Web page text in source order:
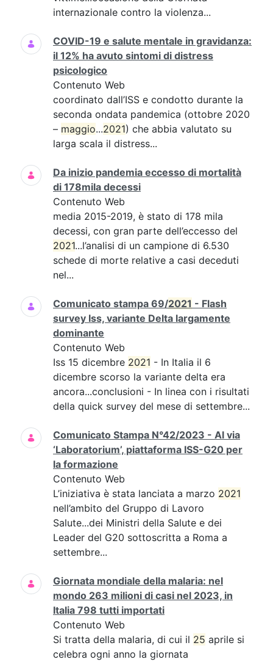
internazionale contro la violenza...
COVID-19 e salute mentale in gravidanza:
il 12% ha avuto sintomi di distress
psicologico
Contenuto Web
coordinato dall’ISS e condotto durante la
seconda ondata pandemica (ottobre 2020
– maggio...2021) che abbia valutato su
larga scala il distress...
Da inizio pandemia eccesso di mortalità
di 178mila decessi
Contenuto Web
media 2015-2019, è stato di 178 mila
decessi, con gran parte dell’eccesso del
2021...l’analisi di un campione di 6.530
schede di morte relative a casi deceduti
nel...
Comunicato stampa 69/2021 - Flash
survey Iss, variante Delta largamente
dominante
Contenuto Web
Iss 15 dicembre 2021 - In Italia il 6
dicembre scorso la variante delta era
ancora...conclusioni - In linea con i risultati
della quick survey del mese di settembre...
Comunicato Stampa N°42/2023 - Al via
‘Laboratorium’, piattaforma ISS-G20 per
la formazione
Contenuto Web
L’iniziativa è stata lanciata a marzo 2021
nell’ambito del Gruppo di Lavoro
Salute...dei Ministri della Salute e dei
Leader del G20 sottoscritta a Roma a
settembre...
Giornata mondiale della malaria: nel
mondo 263 milioni di casi nel 2023, in
Italia 798 tutti importati
Contenuto Web
Si tratta della malaria, di cui il 25 aprile si
celebra ogni anno la giornata